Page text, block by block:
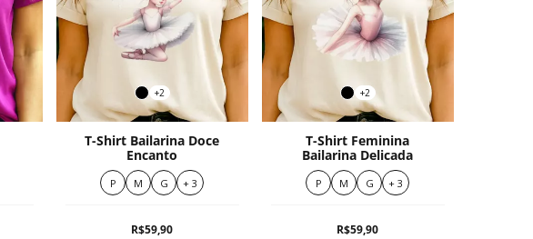
+2
T-Shirt Bailarina Doce
Encanto
P M G + 3
R$59,90
+2
T-Shirt Feminina
Bailarina Delicada
P M G + 3
R$59,90